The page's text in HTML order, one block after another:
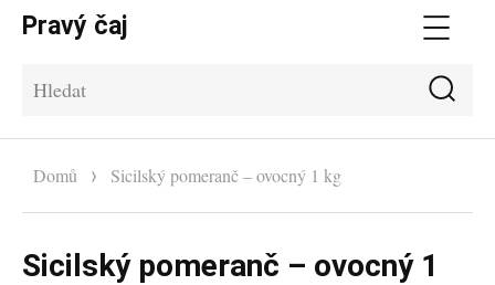
Pravý čaj
Hledat:
Domů Sicilský pomeranč – ovocný 1 kg
Sicilský pomeranč – ovocný 1